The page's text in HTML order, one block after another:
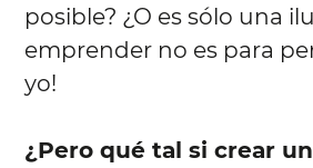
posible? ¿O es sólo una
emprender no es para
yo!
¿Pero qué tal si crear